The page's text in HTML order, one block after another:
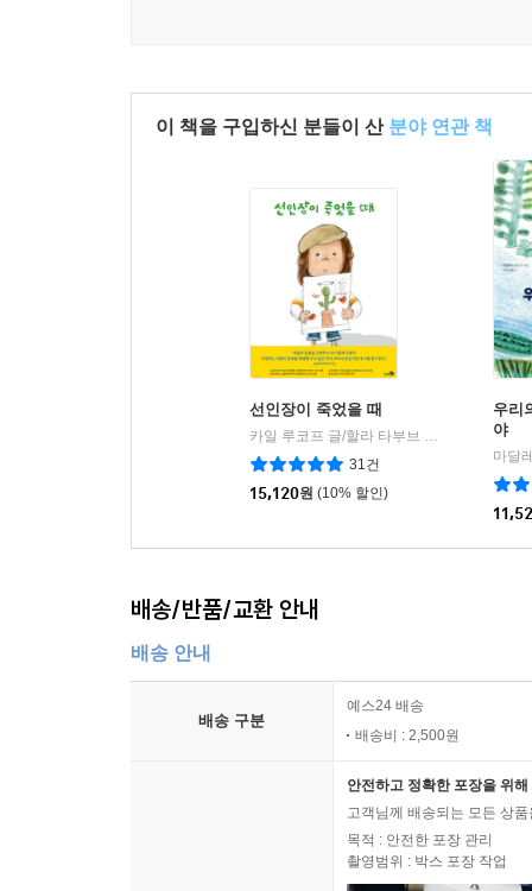
이 책을 구입하신 분들이 산 분야 연관 책
선인장이 죽었을 때
카일 루코프 글/할라 타부브 그림/김혜진 역
31건
15,120원 (10% 할인)
우리
야
배송/반품/교환 안내
배송 안내
배송 구분
예스24 배송
배송비 : 2,500원
안전하고 정확한 포장을 위
고객님께 배송되는 모든 상
목적 : 안전한 포장 관리
촬영범위 : 박스 포장 작업